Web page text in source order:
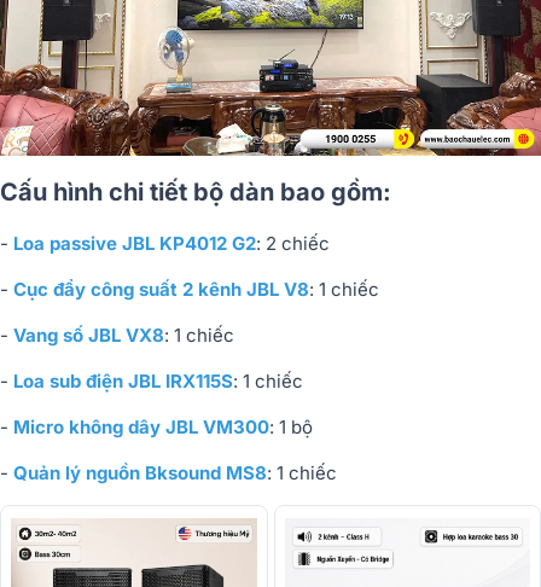
Cấu hình chi tiết bộ dàn bao gồm:
- Loa passive JBL KP4012 G2: 2 chiếc
- Cục đẩy công suất 2 kênh JBL V8: 1 chiếc
- Vang số JBL VX8: 1 chiếc
- Loa sub điện JBL IRX115S: 1 chiếc
- Micro không dây JBL VM300: 1 bộ
- Quản lý nguồn Bksound MS8: 1 chiếc